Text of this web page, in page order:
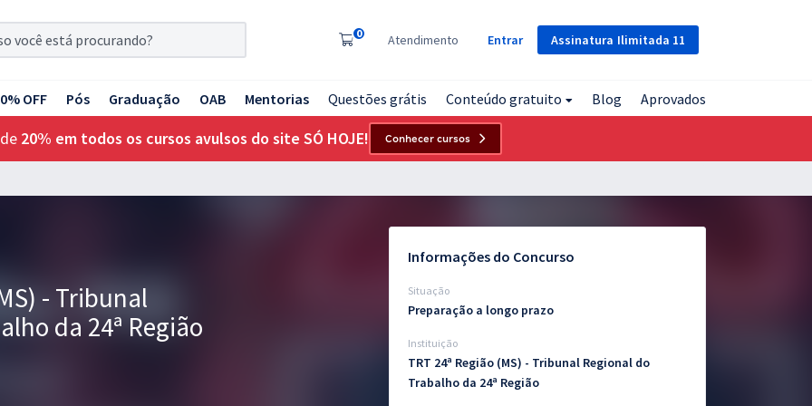
Assinatura Ilimitada 11
0 Atendimento Entrar
OFF Pós Graduação OAB Mentorias Questões grátis Conteúdo gratuito Blog Aprovados
20% em todos os cursos avulsos do site SÓ HOJE! Conhecer cursos
- Tribunal
da 24ª Região
Informações do Concurso
Situação
Preparação a longo prazo
Instituição
TRT 24ª Região (MS) - Tribunal Regional do
Trabalho da 24ª Região